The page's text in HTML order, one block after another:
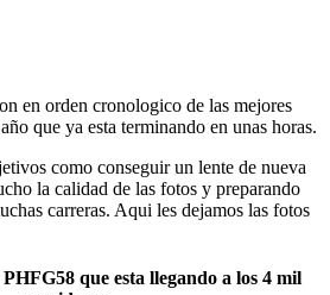
en orden cronologico de las mejores
que ya esta terminando en unas horas.
como conseguir un lente de nueva
la calidad de las fotos y preparando
carreras. Aqui les dejamos las fotos
que esta llegando a los 4 mil